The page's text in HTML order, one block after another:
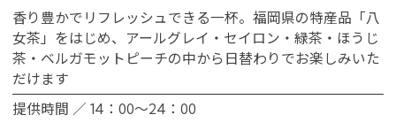
香り豊かでリフレッシュできる一杯。福岡県の特産品「八
女茶」をはじめ、アールグレイ・セイロン・緑茶・ほうじ
茶・ベルガモットピーチの中から日替わりでお楽しみいた
だけます
提供時間 ／ 14：00～24：00